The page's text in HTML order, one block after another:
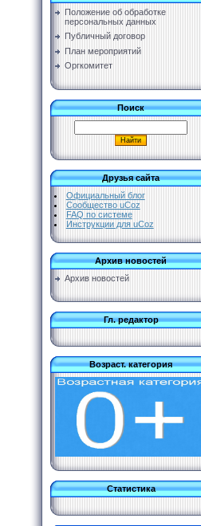
Положение об обработке
персональных данных
Публичный договор
План мероприятий
Оргкомитет
Поиск
Друзья сайта
Официальный блог
Сообщество uCoz
FAQ по системе
Инструкции для uCoz
Архив новостей
Архив новостей
Гл. редактор
Возраст. категория
Статистика